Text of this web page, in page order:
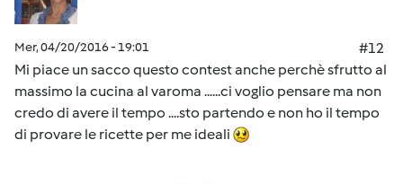
Mer, 04/20/2016 - 19:01
#12
Mi piace un sacco questo contest anche perchè sfrutto al
massimo la cucina al varoma ......ci voglio pensare ma non
credo di avere il tempo ....sto partendo e non ho il tempo
di provare le ricette per me ideali